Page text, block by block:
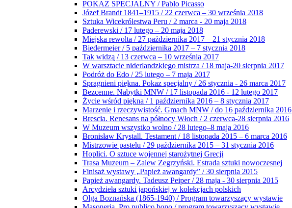
POKAZ SPECJALNY / Pablo Picasso
Józef Brandt 1841–1915 / 22 czerwca – 30 września 2018
Sztuka Wicekrólestwa Peru / 2 marca - 20 maja 2018
Paderewski / 17 lutego – 20 maja 2018
Miejska rewolta / 27 października 2017 – 21 stycznia 2018
Biedermeier / 5 października 2017 – 7 stycznia 2018
Tak widzą / 13 czerwca – 10 września 2017
W warsztacie niderlandzkiego mistrza / 18 maja-20 sierpnia 2017
Podróż do Edo / 25 lutego – 7 maja 2017
Spragnieni piękna. Pokaz specjalny / 26 stycznia - 26 marca 2017
Bezcenne. Nabytki MNW / 17 listopada 2016 - 12 lutego 2017
Życie wśród piękna / 1 października 2016 – 8 stycznia 2017
Marzenie i rzeczywistość. Gmach MNW / do 16 października 2016
Brescia. Renesans na północy Włoch / 2 czerwca-28 sierpnia 2016
W Muzeum wszystko wolno / 28 lutego–8 maja 2016
Bronisław Krystall. Testament / 18 listopada 2015 – 6 marca 2016
Mistrzowie pastelu / 29 października 2015 – 31 stycznia 2016
Hoplici. O sztuce wojennej starożytnej Grecji
Trasa Muzeum – Zalew Zegrzyński. Estrada sztuki nowoczesnej
Finisaż wystawy „Papież awangardy” / 30 sierpnia 2015
Papież awangardy. Tadeusz Peiper / 28 maja - 30 sierpnia 2015
Arcydzieła sztuki japońskiej w kolekcjach polskich
Olga Boznańska (1865-1940) / Program towarzyszący wystawie